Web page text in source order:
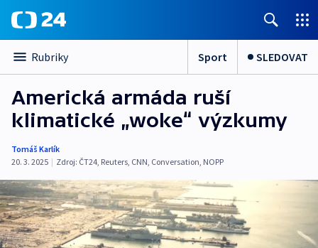
Rubriky Sport SLEDOVAT
Americká armáda ruší
klimatické „woke“ výzkumy
Tomáš Karlík
20. 3. 2025 | Zdroj: ČT24, Reuters, CNN, Conversation, NOPP